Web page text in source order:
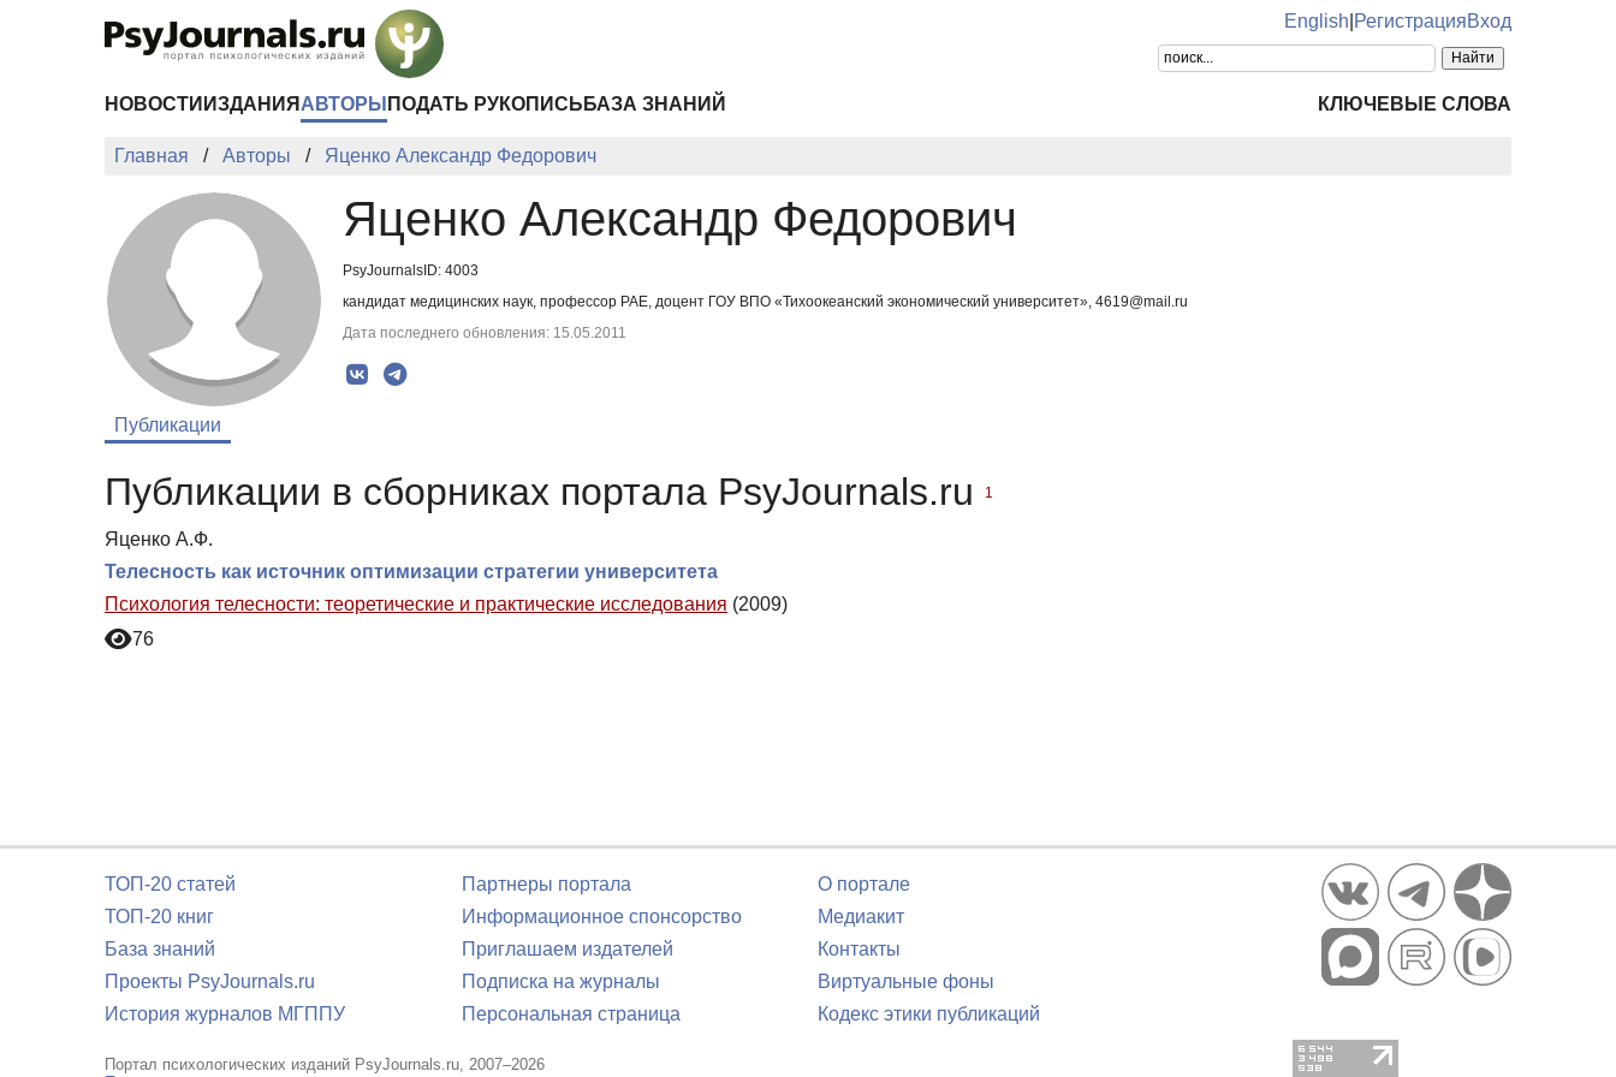
English РегистрацияВход
НОВОСТИ ИЗДАНИЯ АВТОРЫ ПОДАТЬ РУКОПИСЬ БАЗА ЗНАНИЙ КЛЮЧЕВЫЕ СЛОВА
Главная Авторы Яценко Александр Федорович
Яценко Александр Федорович
PsyJournalsID: 4003
кандидат медицинских наук, профессор РАЕ, доцент ГОУ ВПО «Тихоокеанский экономический университет», 4619@mail.ru
Дата последнего обновления: 15.05.2011
Публикации
Публикации в сборниках портала PsyJournals.ru 1
Яценко А.Ф.
Телесность как источник оптимизации стратегии университета
Психология телесности: теоретические и практические исследования (2009)
76
ТОП-20 статей
ТОП-20 книг
База знаний
Проекты PsyJournals.ru
История журналов МГППУ
Партнеры портала
Информационное спонсорство
Приглашаем издателей
Подписка на журналы
Персональная страница
О портале
Медиакит
Контакты
Виртуальные фоны
Кодекс этики публикаций
Портал психологических изданий PsyJournals.ru, 2007–2026